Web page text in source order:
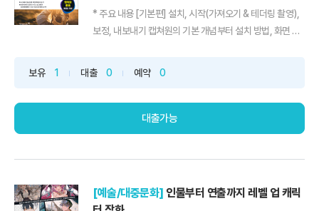
* 주요 내용 [기본편] 설치, 시작(가져오기 & 테더링 촬영),
보정, 내보내기 캡쳐원의 기본 개념부터 설치 방법, 화면 구
촬영 및 기본 보정 후 내보내는 방법까지 일련의 작업 과정
보유 1 대출 0 예약 0
대출가능
[예술/대중문화] 인물부터 연출까지 레벨 업 캐릭